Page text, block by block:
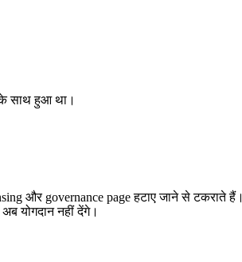
के साथ हुआ था।
और governance page हटाए जाने से टकराते हैं।
योगदान नहीं देंगे।